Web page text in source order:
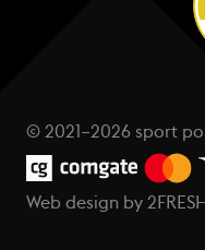
© 2021–2026 sport
Web design by 2FRESH